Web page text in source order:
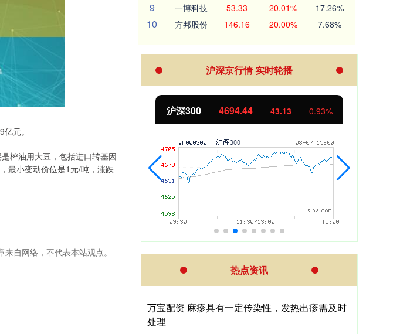
元。
榨油用大豆，包括进口转基因
最小变动价位是1元/吨，涨跌
自网络，不代表本站观点。
9 一博科技 53.33 20.01% 17.26%
10 方邦股份 146.16 20.00% 7.68%
沪深京行情 实时轮播
沪深300 0.93% 北证50 1134.24
热点资讯
万宝配资 麻疹具有一定传染性，发热出疹需及时
处理